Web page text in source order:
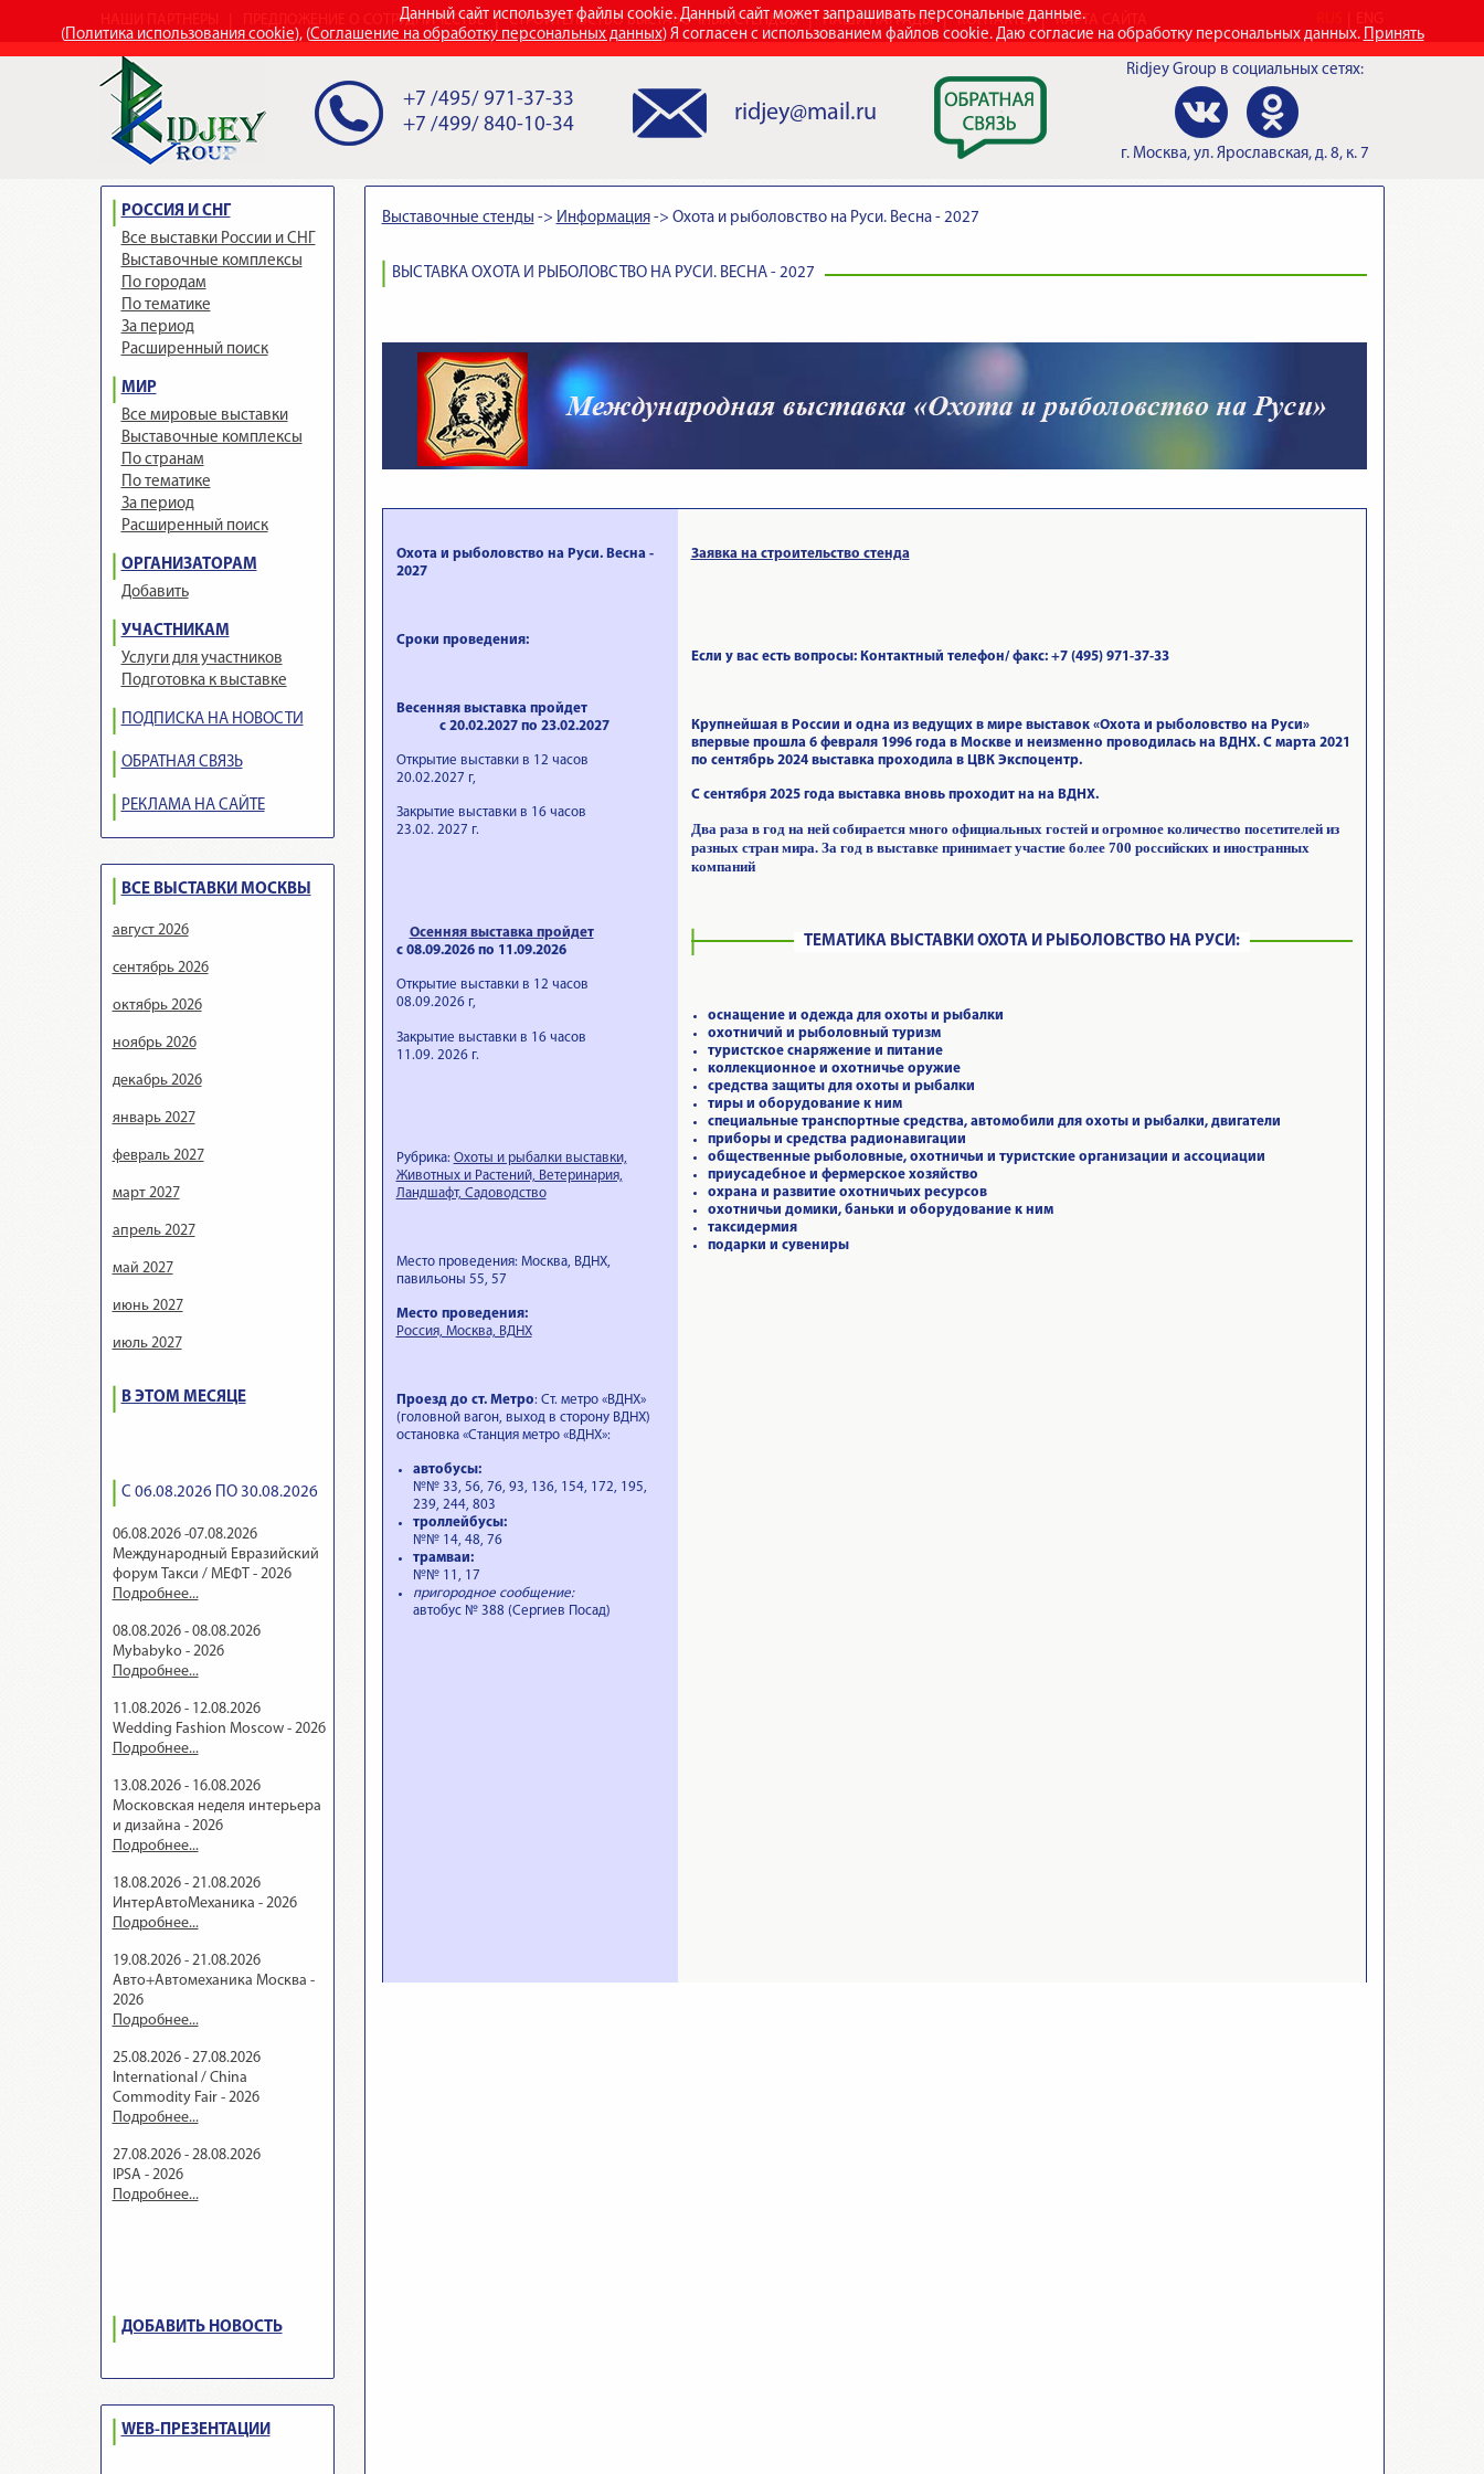
Данный сайт использует файлы cookie. Данный сайт может запрашивать персональные данные.
(Политика использования cookie), (Соглашение на обработку персональных данных) Я согласен с использованием файлов cookie. Даю согласие на обработку персональных данных. Принять
ПРЕДЛОЖЕНИЕ О СОТРУДНИЧЕСТВЕ СТРОИТЕЛЬСТВО ВЫСТАВОЧНЫХ СТЕНДОВ НАШИ НАГРАДЫ КОНТАКТЫ КАРТА САЙТА
+7 /495/ 971-37-33
+7 /499/ 840-10-34
ridjey@mail.ru
Ridjey Group в социальных сетях:
г. Москва, ул. Ярославская, д. 8, к. 7
РОССИЯ И СНГ
Все выставки России и СНГ
Выставочные комплексы
По городам
По тематике
За период
Расширенный поиск
МИР
Все мировые выставки
Выставочные комплексы
По странам
По тематике
За период
Расширенный поиск
ОРГАНИЗАТОРАМ
Добавить
УЧАСТНИКАМ
Услуги для участников
Подготовка к выставке
ПОДПИСКА НА НОВОСТИ
ОБРАТНАЯ СВЯЗЬ
РЕКЛАМА НА САЙТЕ
ВСЕ ВЫСТАВКИ МОСКВЫ
август 2026
сентябрь 2026
октябрь 2026
ноябрь 2026
декабрь 2026
январь 2027
февраль 2027
март 2027
апрель 2027
май 2027
июнь 2027
июль 2027
В ЭТОМ МЕСЯЦЕ
С 06.08.2026 ПО 30.08.2026
06.08.2026 -07.08.2026
Международный Евразийский
форум Такси / МЕФТ - 2026
Подробнее...
08.08.2026 - 08.08.2026
Mybabyko - 2026
Подробнее...
11.08.2026 - 12.08.2026
Wedding Fashion Moscow - 2026
Подробнее...
13.08.2026 - 16.08.2026
Московская неделя интерьера
и дизайна - 2026
Подробнее...
18.08.2026 - 21.08.2026
ИнтерАвтоМеханика - 2026
Подробнее...
19.08.2026 - 21.08.2026
Авто+Автомеханика Москва -
2026
Подробнее...
25.08.2026 - 27.08.2026
International / China
Commodity Fair - 2026
Подробнее...
27.08.2026 - 28.08.2026
IPSA - 2026
Подробнее...
ДОБАВИТЬ НОВОСТЬ
WEB-ПРЕЗЕНТАЦИИ
Выставочные стенды -> Информация-> Охота и рыболовство на Руси. Весна - 2027
ВЫСТАВКА ОХОТА И РЫБОЛОВСТВО НА РУСИ. ВЕСНА - 2027
Охота и рыболовство на Руси. Весна -
2027
Сроки проведения:
Весенняя выставка пройдет
с 20.02.2027 по 23.02.2027
Открытие выставки в 12 часов
20.02.2027 г,
Закрытие выставки в 16 часов
23.02. 2027 г.
Осенняя выставка пройдет
с 08.09.2026 по 11.09.2026
Открытие выставки в 12 часов
08.09.2026 г,
Закрытие выставки в 16 часов
11.09. 2026 г.
Рубрика: Охоты и рыбалки выставки,
Животных и Растений, Ветеринария,
Ландшафт, Садоводство
Место проведения: Москва, ВДНХ,
павильоны 55, 57
Место проведения:
Россия, Москва, ВДНХ
Проезд до ст. Метро: Ст. метро «ВДНХ»
(головной вагон, выход в сторону ВДНХ)
остановка «Станция метро «ВДНХ»:
автобусы:
№№ 33, 56, 76, 93, 136, 154, 172, 195,
239, 244, 803
троллейбусы:
№№ 14, 48, 76
трамваи:
№№ 11, 17
пригородное сообщение:
автобус № 388 (Сергиев Посад)
Заявка на строительство стенда
Если у вас есть вопросы: Контактный телефон/ факс: +7 (495) 971-37-33
Крупнейшая в России и одна из ведущих в мире выставок «Охота и рыболовство на Руси»
впервые прошла 6 февраля 1996 года в Москве и неизменно проводилась на ВДНХ. С марта 2021
по сентябрь 2024 выставка проходила в ЦВК Экспоцентр.
С сентября 2025 года выставка вновь проходит на на ВДНХ.
Два раза в год на ней собирается много официальных гостей и огромное количество посетителей из
разных стран мира. За год в выставке принимает участие более 700 российских и иностранных
компаний
ТЕМАТИКА ВЫСТАВКИ ОХОТА И РЫБОЛОВСТВО НА РУСИ:
оснащение и одежда для охоты и рыбалки
охотничий и рыболовный туризм
туристское снаряжение и питание
коллекционное и охотничье оружие
средства защиты для охоты и рыбалки
тиры и оборудование к ним
специальные транспортные средства, автомобили для охоты и рыбалки, двигатели
приборы и средства радионавигации
общественные рыболовные, охотничьи и туристские организации и ассоциации
приусадебное и фермерское хозяйство
охрана и развитие охотничьих ресурсов
охотничьи домики, баньки и оборудование к ним
таксидермия
подарки и сувениры